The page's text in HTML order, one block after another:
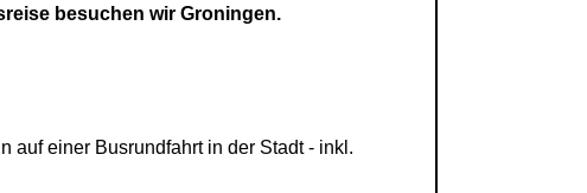
besuchen wir Groningen.
auf einer Busrundfahrt in der Stadt - inkl.